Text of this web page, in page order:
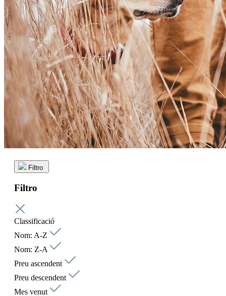
Filtro
Filtro
Classificació
Nom: A-Z
Nom: Z-A
Preu ascendent
Preu descendent
Mes venut